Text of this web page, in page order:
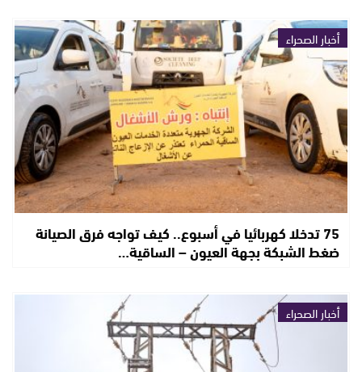
أخبار الصحراء
75 تدخلا كهربائيا في أسبوع.. كيف تواجه فرق الصيانة
ضغط الشبكة بجهة العيون – الساقية…
أخبار الصحراء